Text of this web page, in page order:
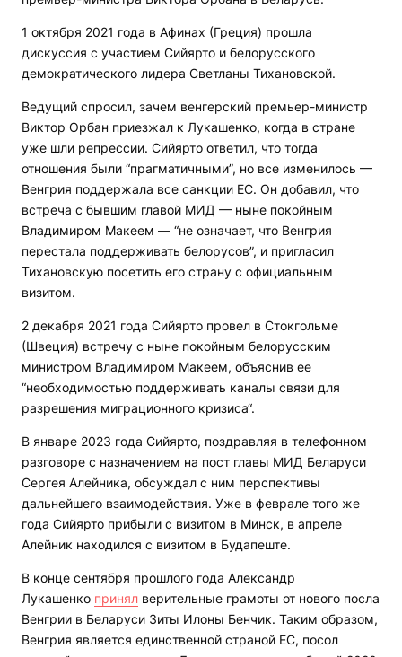
1 октября 2021 года в Афинах (Греция) прошла
дискуссия с участием Сийярто и белорусского
демократического лидера Светланы Тихановской.
Ведущий спросил, зачем венгерский премьер-министр
Виктор Орбан приезжал к Лукашенко, когда в стране
уже шли репрессии. Сийярто ответил, что тогда
отношения были “прагматичными”, но все изменилось —
Венгрия поддержала все санкции ЕС. Он добавил, что
встреча с бывшим главой МИД — ныне покойным
Владимиром Макеем — “не означает, что Венгрия
перестала поддерживать белорусов”, и пригласил
Тихановскую посетить его страну с официальным
визитом.
2 декабря 2021 года Сийярто провел в Стокгольме
(Швеция) встречу с ныне покойным белорусским
министром Владимиром Макеем, объяснив ее
“необходимостью поддерживать каналы связи для
разрешения миграционного кризиса“.
В январе 2023 года Сийярто, поздравляя в телефонном
разговоре с назначением на пост главы МИД Беларуси
Сергея Алейника, обсуждал с ним перспективы
дальнейшего взаимодействия. Уже в феврале того же
года Сийярто прибыли с визитом в Минск, в апреле
Алейник находился с визитом в Будапеште.
В конце сентября прошлого года Александр
Лукашенко принял верительные грамоты от нового посла
Венгрии в Беларуси Зиты Илоны Бенчик. Таким образом,
Венгрия является единственной страной ЕС, посол